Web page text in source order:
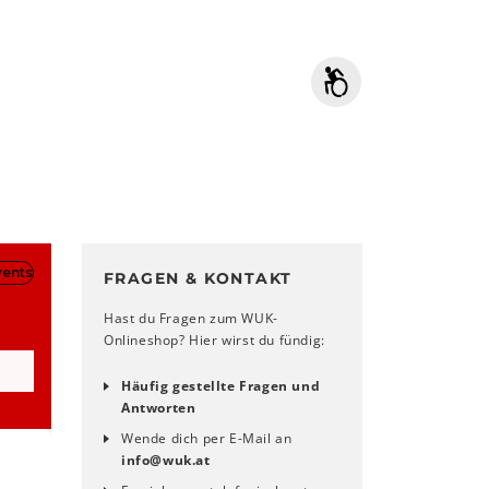
FRAGEN & KONTAKT
Hast du Fragen zum WUK-
Onlineshop? Hier wirst du fündig:
Häufig gestellte Fragen und
Antworten
Wende dich per E-Mail an
info@wuk.at